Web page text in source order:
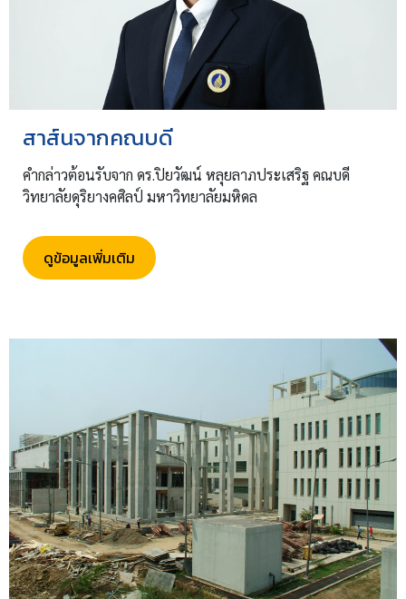
สาส์นจากคณบดี
คำกล่าวต้อนรับจาก ดร.ปิยวัฒน์ หลุยลาภประเสริฐ คณบดี
วิทยาลัยดุริยางคศิลป์ มหาวิทยาลัยมหิดล
ดูข้อมูลเพิ่มเติม